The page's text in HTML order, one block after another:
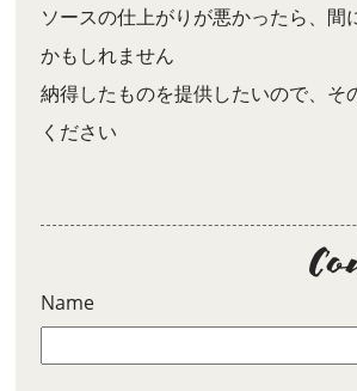
ソースの仕上がりが悪かったら、間
かもしれません
納得したものを提供したいので、そ
ください
Name